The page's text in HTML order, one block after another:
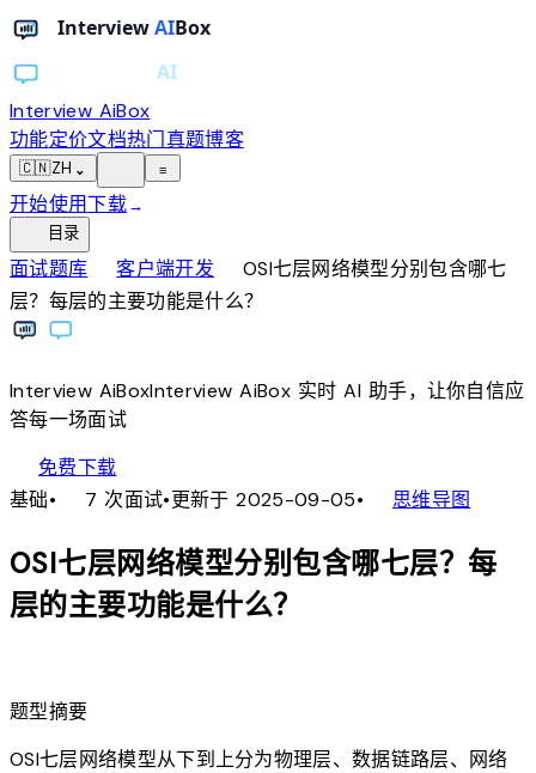
Interview AiBox
功能定价文档热门真题博客
🇨🇳ZH ⌄ ≡
开始使用下载→
目录
面试题库chevron_right客户端开发chevron_right
OSI七层网络模型分别包含哪七
层？每层的主要功能是什么？
Interview AiBoxInterviewAiBox实时 AI 助手，让你自信应
答每一场面试
免费下载
基础• 7 次面试•更新于 2025-09-05• 思维导图
OSI七层网络模型分别包含哪七层？每
层的主要功能是什么？
题型摘要
OSI七层网络模型从下到上分为物理层、数据链路层、网络